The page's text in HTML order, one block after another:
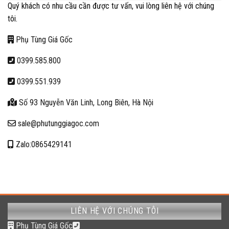
Quý khách có nhu cầu cần được tư vấn, vui lòng liên hệ với chúng
tôi.
Phụ Tùng Giá Gốc
0399.585.800
0399.551.939
Số 93 Nguyễn Văn Linh, Long Biên, Hà Nội
sale@phutunggiagoc.com
Zalo:0865429141
LIÊN HỆ VỚI CHÚNG TÔI
Phụ Tùng Giá Gốc